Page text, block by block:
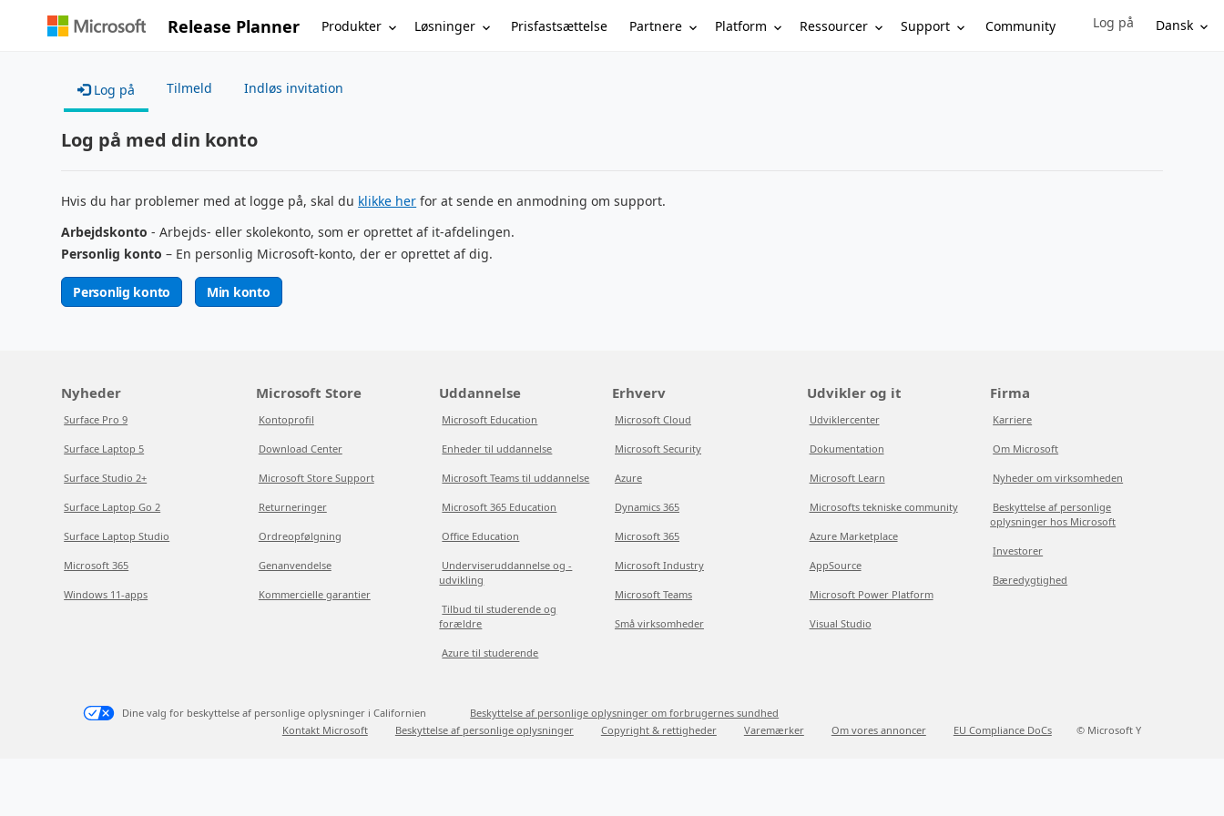
Release Planner Produkter Løsninger Prisfastsættelse Partnere Platform Ressourcer Support Community Sign in to your account
Log på Dansk
Log på Tilmeld Indløs invitation
Log på med din konto
Hvis du har problemer med at logge på, skal du klikke her for at sende en anmodning om support.
Arbejdskonto - Arbejds- eller skolekonto, som er oprettet af it-afdelingen.
Personlig konto – En personlig Microsoft-konto, der er oprettet af dig.
Personlig konto Min konto
Nyheder
Surface Pro 9
Surface Laptop 5
Surface Studio 2+
Surface Laptop Go 2
Surface Laptop Studio
Microsoft 365
Windows 11-apps
Microsoft Store
Kontoprofil
Download Center
Microsoft Store Support
Returneringer
Ordreopfølgning
Genanvendelse
Kommercielle garantier
Uddannelse
Microsoft Education
Enheder til uddannelse
Microsoft Teams til uddannelse
Microsoft 365 Education
Office Education
Underviseruddannelse og -
udvikling
Tilbud til studerende og
forældre
Azure til studerende
Erhverv
Microsoft Cloud
Microsoft Security
Azure
Dynamics 365
Microsoft 365
Microsoft Industry
Microsoft Teams
Små virksomheder
Udvikler og it
Udviklercenter
Dokumentation
Microsoft Learn
Microsofts tekniske community
Azure Marketplace
AppSource
Microsoft Power Platform
Visual Studio
Firma
Karriere
Om Microsoft
Nyheder om virksomheden
Beskyttelse af personlige
oplysninger hos Microsoft
Investorer
Bæredygtighed
Dine valg for beskyttelse af personlige oplysninger i Californien
Beskyttelse af personlige oplysninger om forbrugernes sundhed
Kontakt Microsoft
Beskyttelse af personlige oplysninger Copyright & rettigheder Varemærker Om vores annoncer EU Compliance DoCs © Microsoft Y